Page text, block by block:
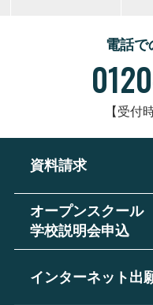
電話で
【受付
資料請求
オープンスクール
学校説明会申込
インターネット出